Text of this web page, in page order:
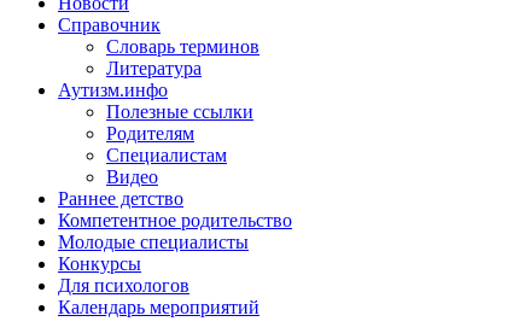
Справочник
Словарь терминов
Литература
Аутизм.инфо
Полезные ссылки
Родителям
Специалистам
Видео
Раннее детство
Компетентное родительство
Молодые специалисты
Конкурсы
Для психологов
Календарь мероприятий